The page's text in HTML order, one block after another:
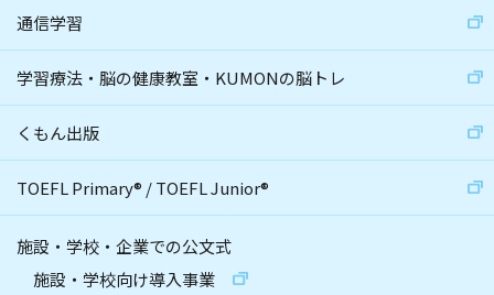
通信学習
学習療法・脳の健康教室・KUMONの脳トレ
くもん出版
TOEFL Primary® /TOEFL Junior®
施設・学校・企業での公文式
施設・学校向け導入事業